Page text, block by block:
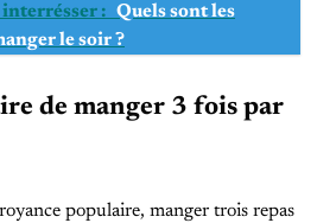
: Quels sont les
le soir ?
de manger 3 fois par
populaire, manger trois repas